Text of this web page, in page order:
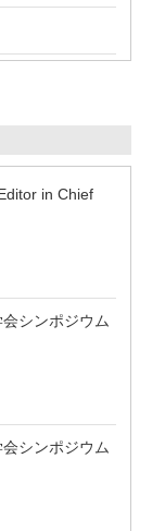
in Chief
シンポジウム
シンポジウム